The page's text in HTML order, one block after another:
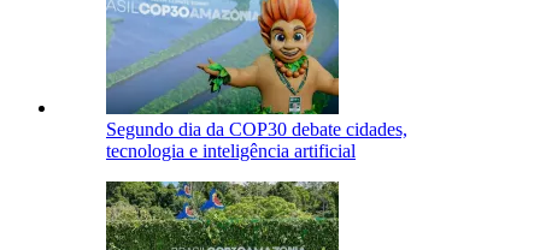
Segundo dia da COP30 debate cidades,
tecnologia e inteligência artificial